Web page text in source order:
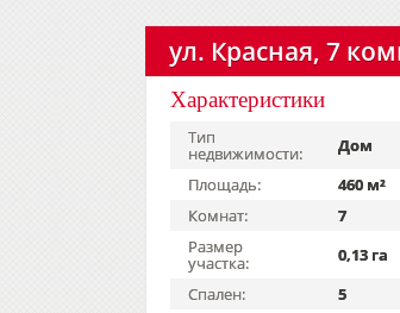
ул. Красная, 7
Характеристики
Тип
недвижимости:
Дом
Площадь:
460 м²
Комнат:
7
Размер
участка:
0,13 га
Спален:
5